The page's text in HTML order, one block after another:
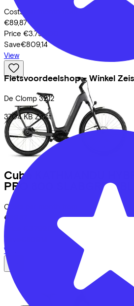
Fietsvoordeelshop - Winkel
De Clomp 3212
3704 KB Zeist
Costs per month from
€89,87
Price €3.799,00
Save€809,14
View
Cube
KATHMANDU
PRO 800 SLABGREY/
Costs per month from
€89,87
Price
€3.799,00
Save
View